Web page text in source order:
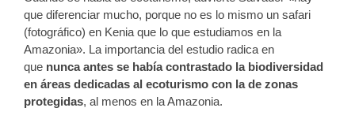
que diferenciar mucho, porque no es lo mismo un safari
(fotográfico) en Kenia que lo que estudiamos en la
Amazonia». La importancia del estudio radica en
que nunca antes se había contrastado la biodiversidad
en áreas dedicadas al ecoturismo con la de zonas
protegidas, al menos en la Amazonia.